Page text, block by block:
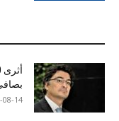
بصافي “1000
08-14